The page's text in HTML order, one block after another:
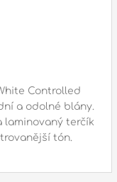
Controlled
a odolné blány.
laminovaný terčík
tón.